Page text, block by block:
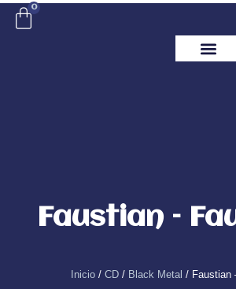
0
Carrito
Faustian –
Inicio/ CD/ Black Metal / Faustian